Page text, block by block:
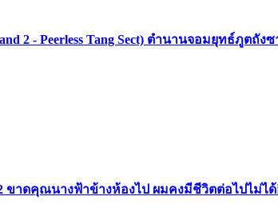
2 - Peerless Tang Sect) ตำนานจอมยุทธ์ภูต
2 ขาดคุณนางฟ้าข้างห้องไป ผมคงมีชีวิตต่อไปไม่